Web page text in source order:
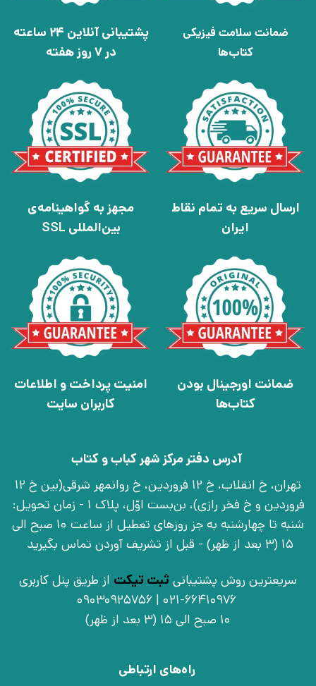
ضمانت سلامت فیزیکی
کتاب‌ها
پشتیبانی آنلاین 24 ساعته
در 7 روز هفته
ارسال سریع به تمام نقاط
ایران
مجهز به گواهینامه‌ی
بین‌المللی SSL
ضمانت اورجینال بودن
کتاب‌ها
امنیت پرداخت و اطلاعات
کاربران سایت
آدرس دفتر مرکز شهر کباب و کتاب
تهران، خ انقلاب، خ 12 فروردین، خ روانمهر شرقی(بین خ 12
فروردین و خ فخر رازی)، بن‌بست اوّل، پلاک 1 - زمان تحویل:
شنبه تا چهارشنبه به جز روزهای تعطیل از ساعت 10 صبح الی
15 (3 بعد از ظهر) - قبل از تشریف آوردن تماس بگیرید
سریعترین روش پشتیبانی ثبت تیکت از طریق پنل کاربری
021-66410976 | 09030925756
10 صبح الی 15 (3 بعد از ظهر)
راه‌های ارتباطی